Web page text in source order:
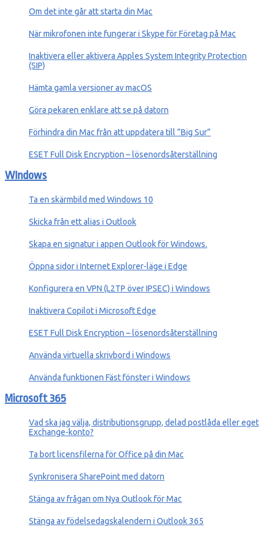
Om det inte går att starta din Mac
När mikrofonen inte fungerar i Skype för Företag på Mac
Inaktivera eller aktivera Apples System Integrity Protection
(SIP)
Hämta gamla versioner av macOS
Göra pekaren enklare att se på datorn
Förhindra din Mac från att uppdatera till ”Big Sur”
ESET Full Disk Encryption – lösenordsåterställning
WIndows
Ta en skärmbild med Windows 10
Skicka från ett alias i Outlook
Skapa en signatur i appen Outlook för Windows.
Öppna sidor i Internet Explorer-läge i Edge
Konfigurera en VPN (L2TP över IPSEC) i Windows
Inaktivera Copilot i Microsoft Edge
ESET Full Disk Encryption – lösenordsåterställning
Använda virtuella skrivbord i Windows
Använda funktionen Fäst fönster i Windows
Microsoft 365
Vad ska jag välja, distributionsgrupp, delad postlåda eller eget
Exchange-konto?
Ta bort licensfilerna för Office på din Mac
Synkronisera SharePoint med datorn
Stänga av frågan om Nya Outlook för Mac
Stänga av födelsedagskalendern i Outlook 365